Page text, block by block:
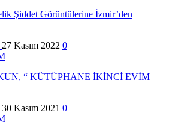
Şiddet Görüntülerine İzmir’den
27 Kasım 2022 0
“ KÜTÜPHANE İKİNCİ EVİM
30 Kasım 2021 0